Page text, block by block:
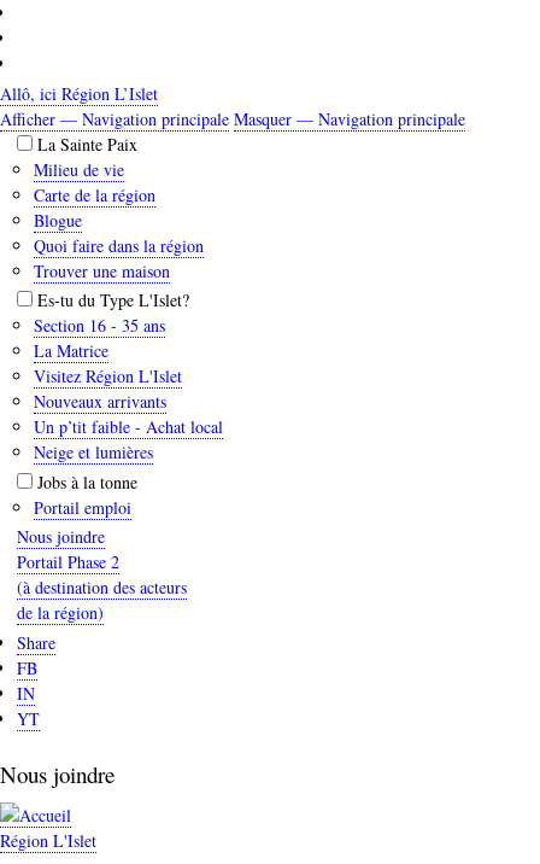
Aller
au
contenu
principal
Allô, ici Région L’Islet
Navigation
principale
Afficher — Navigation principale Masquer — Navigation principale
La Sainte Paix
Milieu de vie
Carte de la région
Blogue
Quoi faire dans la région
Trouver une maison
Es-tu du Type L'Islet?
Section 16 - 35 ans
La Matrice
Visitez Région L'Islet
Nouveaux arrivants
Un p’tit faible - Achat local
Neige et lumières
Jobs à la tonne
Portail emploi
Nous joindre
Portail Phase 2
(à destination des acteurs
de la région)
Share
FB
IN
YT
Nous joindre
Région L'Islet